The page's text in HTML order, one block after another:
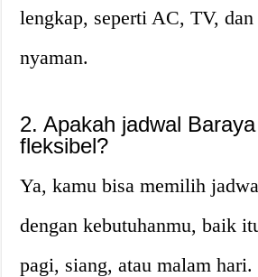
lengkap, seperti AC, TV,
nyaman.
2. Apakah jadwal
fleksibel?
Ya, kamu bisa memilih
dengan kebutuhanmu, baik
pagi, siang, atau malam hari.